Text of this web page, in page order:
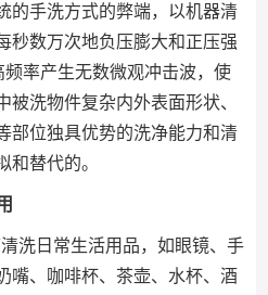
的手洗方式的弊端，以机器清
秒数万次地负压膨大和正压强
频率产生无数微观冲击波，使
洗物件复杂内外表面形状、
部位独具优势的洗净能力和清
和替代的。
洗日常生活用品，如眼镜、手
嘴、咖啡杯、茶壶、水杯、酒